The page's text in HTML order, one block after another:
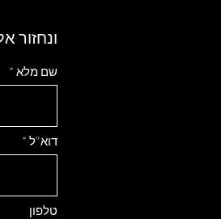
ונחזור
שם מלא
דוא"ל
טלפון